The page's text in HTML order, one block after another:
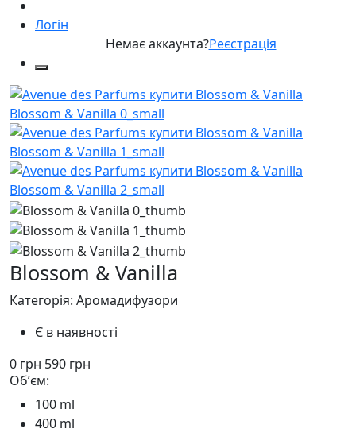
Логін
Немає аккаунта?Реєстрація
Blossom & Vanilla
Категорія: Аромадифузори
Є в наявності
0 грн 590 грн
Обʼєм:
100 ml
400 ml